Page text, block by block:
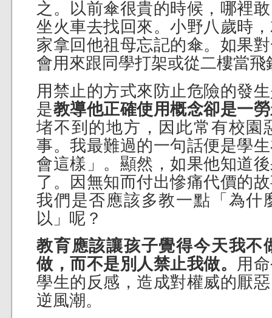
之。以前傘很貴的時候，哪裡
坐火車去找回來。小野八歲時
家拿回他祖母忘記的傘。如果
會用來跟同學打架或從二樓當
用禁止的方式來防止危險的發
是教導他正確使用概念卻是一
堵不到的地方，因此常有校園
事。我最難過的一句話便是學
會這樣」。顯然，如果他知道
了。因無知而付出慘痛代價的
我們是否應該多教一點「為什
以」呢？
教育應該讓孩子覺得今天我不
做，而不是別人禁止我做。 用
學生的反感，造成對權威的厭
逆風潮。